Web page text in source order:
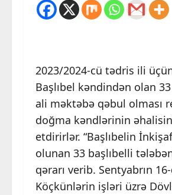
2023/2024-cü tədris ili
Başlıbel kəndindən olan
ali məktəbə qəbul olması
doğma kəndlərinin
etdirirlər. “Başlıbelin
olunan 33 başlıbelli
qərarı verib. Sentyabrın
Köçkünlərin işləri üzrə